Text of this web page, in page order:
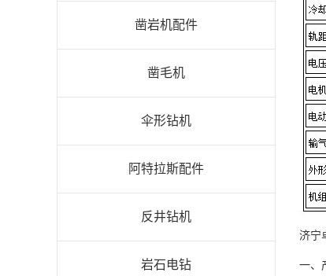
凿岩机配件
凿毛机
伞形钻机
阿特拉斯配件
反井钻机
岩石电钻
济宁
一、